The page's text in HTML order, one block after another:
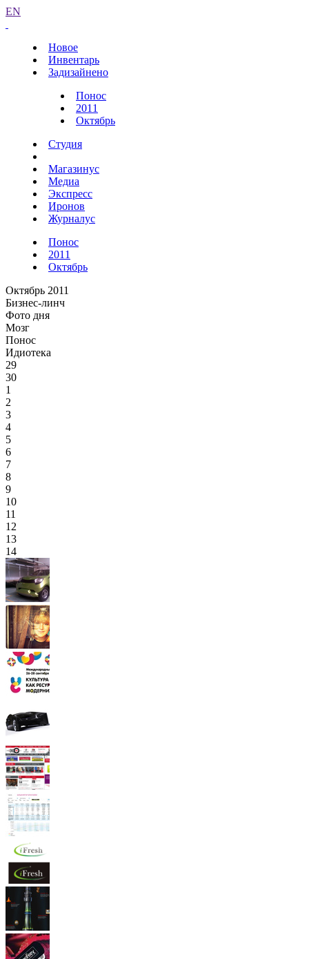
EN
Новое
Инвентарь
Задизайнено
Понос
2011
Октябрь
Студия
Магазинус
Медиа
Экспресс
Иронов
Журналус
Понос
2011
Октябрь
Октябрь 2011
Бизнес-линч
Фото дня
Мозг
Понос
Идиотека
29
30
1
2
3
4
5
6
7
8
9
10
11
12
13
14